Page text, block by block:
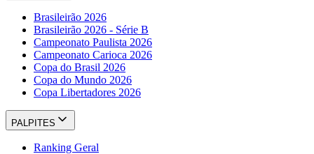
Brasileirão 2026
Brasileirão 2026 - Série B
Campeonato Paulista 2026
Campeonato Carioca 2026
Copa do Brasil 2026
Copa do Mundo 2026
Copa Libertadores 2026
PALPITES
Ranking Geral